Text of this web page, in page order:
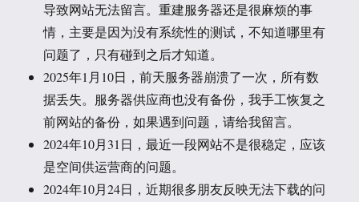
导致网站无法留言。重建服务器还是很麻烦的事
情，主要是因为没有系统性的测试，不知道哪里有
问题了，只有碰到之后才知道。
2025年1月10日，前天服务器崩溃了一次，所有数
据丢失。服务器供应商也没有备份，我手工恢复之
前网站的备份，如果遇到问题，请给我留言。
2024年10月31日，最近一段网站不是很稳定，应该
是空间供运营商的问题。
2024年10月24日，近期很多朋友反映无法下载的问